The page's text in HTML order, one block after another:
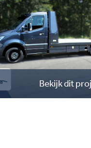
Bekijk dit